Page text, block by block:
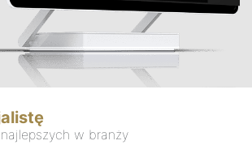
w branży